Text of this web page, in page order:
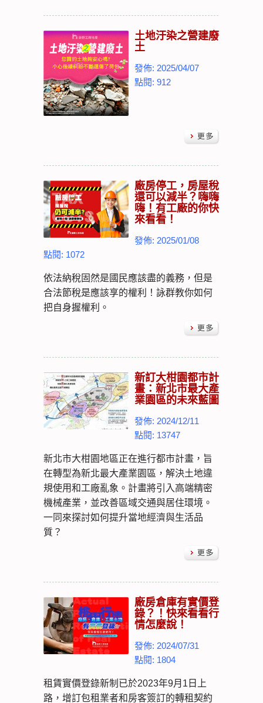
土地汙染之營建廢
土
發佈: 2025/04/07
點閱: 912
廠房停工，房屋稅
還可以減半？嗨嗨
嗨！有工廠的你快
來看看！
發佈: 2025/01/08
點閱: 1072
依法納稅固然是國民應該盡的義務，但是
合法節稅是應該享的權利！詠群教你如何
把自身握權利。
新訂大柑園都市計
畫：新北市最大產
業園區的未來藍圖
發佈: 2024/12/11
點閱: 13747
新北市大柑園地區正在進行都市計畫，旨
在轉型為新北最大產業園區，解決土地違
規使用和工廠亂象。計畫將引入高端精密
機械產業，並改善區域交通與居住環境。
一同來探討如何提升當地經濟與生活品
質？
廠房倉庫有實價登
錄？！快來看看行
情怎麼說！
發佈: 2024/07/31
點閱: 1804
租賃實價登錄新制已於2023年9月1日上
路，增訂包租業者和房客簽訂的轉租契約